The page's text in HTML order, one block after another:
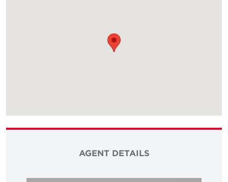
AGENT DETAILS